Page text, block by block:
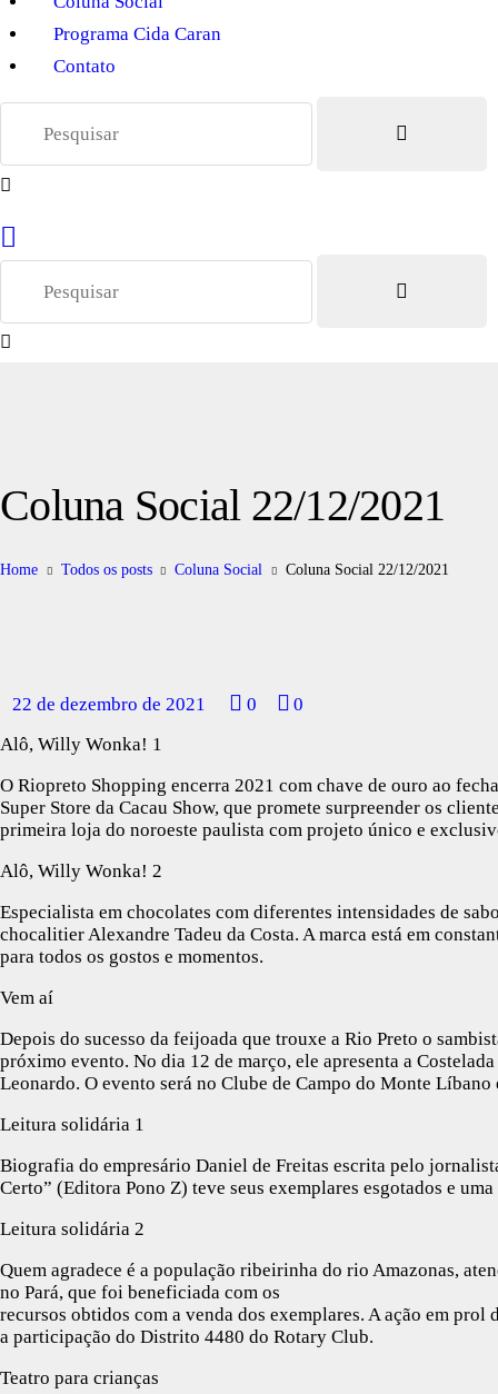
Programa Cida Caran
Contato
Coluna Social 22/12/2021
Home Todos os posts Coluna Social Coluna Social 22/12/2021
22 de dezembro de 2021 0
0
Alô, Willy Wonka! 1
O Riopreto Shopping encerra 2021 com chave de ouro ao
Super Store da Cacau Show, que promete surpreender os
primeira loja do noroeste paulista com projeto único e
Alô, Willy Wonka! 2
Especialista em chocolates com diferentes intensidades de
chocalitier Alexandre Tadeu da Costa. A marca está em
para todos os gostos e momentos.
Vem aí
Depois do sucesso da feijoada que trouxe a Rio Preto o
próximo evento. No dia 12 de março, ele apresenta a
Leonardo. O evento será no Clube de Campo do Monte Líbano
Leitura solidária 1
Biografia do empresário Daniel de Freitas escrita pelo
Certo” (Editora Pono Z) teve seus exemplares esgotados e
Leitura solidária 2
Quem agradece é a população ribeirinha do rio Amazonas,
no Pará, que foi beneficiada com os
recursos obtidos com a venda dos exemplares. A ação em
a participação do Distrito 4480 do Rotary Club.
Teatro para crianças